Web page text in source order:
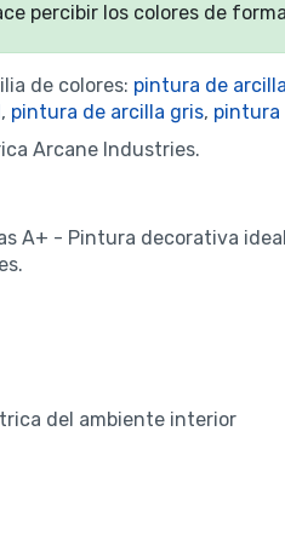
percibir los colores de
de colores: pintura de
, pintura de arcilla gris, pintura
Arcane Industries.
A+ - Pintura decorativa
del ambiente interior